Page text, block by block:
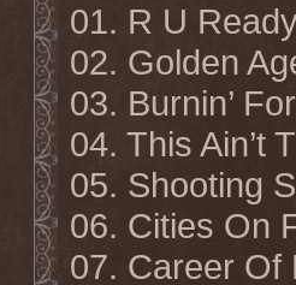
01. R U
02. Golden
03. Burnin’
04. This Ain’t
05. Shooting
06. Cities On
07. Career Of